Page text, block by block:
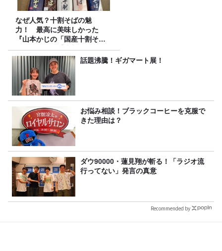
なぜ人気？十割そばの魅
力！ 最高に美味しかった
『山本かじの「国産十割そ
ば」』とは？【十割そば10種
食べ比べ】
話題沸騰！ギガマート展！
お悩み相談！ブラックコーヒーを克服で
きた理由は？
ダウ90000・蓮見翔が斬る！「ラジオ流
行ってない」発言の真意
Recommended by